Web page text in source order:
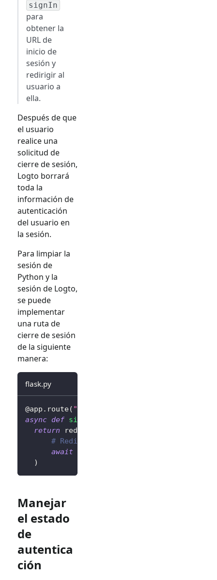
signIn
para
obtener la
URL de
inicio de
sesión y
redirigir al
usuario a
ella.
Después de que
el usuario
realice una
solicitud de
cierre de sesión,
Logto borrará
toda la
información de
autenticación
del usuario en
la sesión.
Para limpiar la
sesión de
Python y la
sesión de Logto,
se puede
implementar
una ruta de
cierre de sesión
de la siguiente
manera:
flask.py
@app . route( "/sign-out"
async def sign_out
return redirect
# Redirige al usuario a la página de
await
)
Manejar
el estado
de
autentica
ción